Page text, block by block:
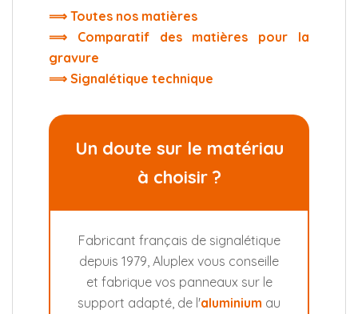
⟹ Toutes nos matières
⟹ Comparatif des matières pour la
gravure
⟹ Signalétique technique
Un doute sur le matériau
à choisir ?
Fabricant français de signalétique
depuis 1979, Aluplex vous conseille
et fabrique vos panneaux sur le
support adapté, de l'aluminium au